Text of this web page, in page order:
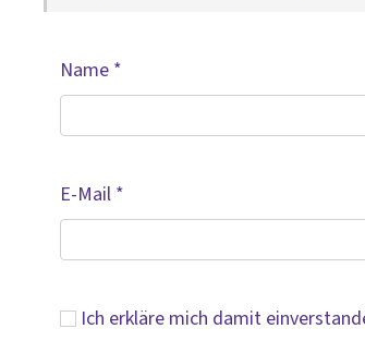
Name *
E-Mail *
Ich erkläre mich damit